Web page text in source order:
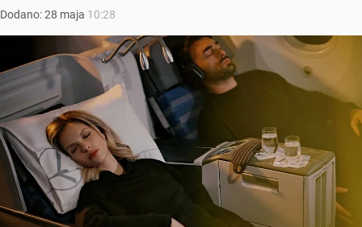
Dodano:28 maja 10:28